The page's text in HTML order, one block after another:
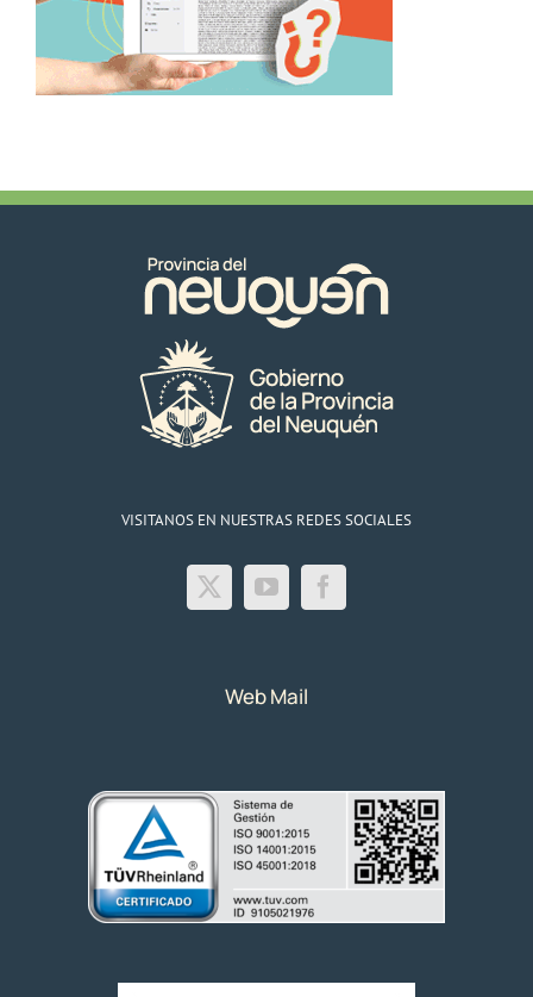
VISITANOS EN NUESTRAS REDES SOCIALES
Web Mail